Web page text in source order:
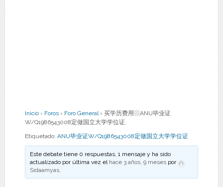
Inicio › Foros › Foro General › 买学历费用▧ANU毕业证
W/Q1986543008定做国立大学学位证,
Etiquetado: ANU毕业证W/Q1986543008定做国立大学学位证
Este debate tiene 0 respuestas, 1 mensaje y ha sido
actualizado por última vez el hace 3 años, 9 meses por
Sidaamyas.